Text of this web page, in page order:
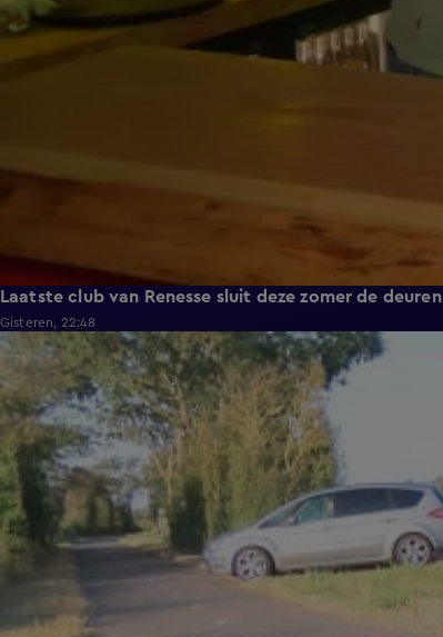
Laatste club van Renesse sluit deze zomer de deuren
Gisteren, 22:48
0:30